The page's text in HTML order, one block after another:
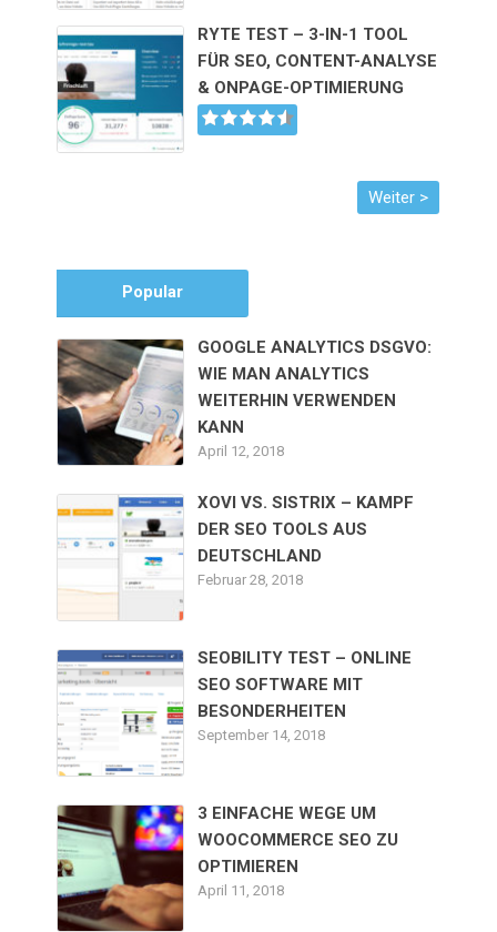
RYTE TEST – 3-IN-1 TOOL
FÜR SEO, CONTENT-ANALYSE
& ONPAGE-OPTIMIERUNG
Popular
GOOGLE ANALYTICS DSGVO:
WIE MAN ANALYTICS
WEITERHIN VERWENDEN
KANN
April 12, 2018
XOVI VS. SISTRIX – KAMPF
DER SEO TOOLS AUS
DEUTSCHLAND
Februar 28, 2018
SEOBILITY TEST – ONLINE
SEO SOFTWARE MIT
BESONDERHEITEN
September 14, 2018
3 EINFACHE WEGE UM
WOOCOMMERCE SEO ZU
OPTIMIEREN
April 11, 2018